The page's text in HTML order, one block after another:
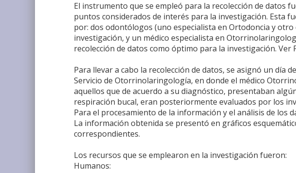
El instrumento que se empleó para la recolección de datos
puntos considerados de interés para la investigación. Esta
por: dos odontólogos (uno especialista en Ortodoncia y
investigación, y un médico especialista en
recolección de datos como óptimo para la investigación. Ver
Para llevar a cabo la recolección de datos, se asignó un día
Servicio de Otorrinolaringología, en donde el médico
aquellos que de acuerdo a su diagnóstico, presentaban
respiración bucal, eran posteriormente evaluados por los
Para el procesamiento de la información y el análisis de los
La información obtenida se presentó en gráficos
correspondientes.
Los recursos que se emplearon en la investigación fueron:
Humanos: